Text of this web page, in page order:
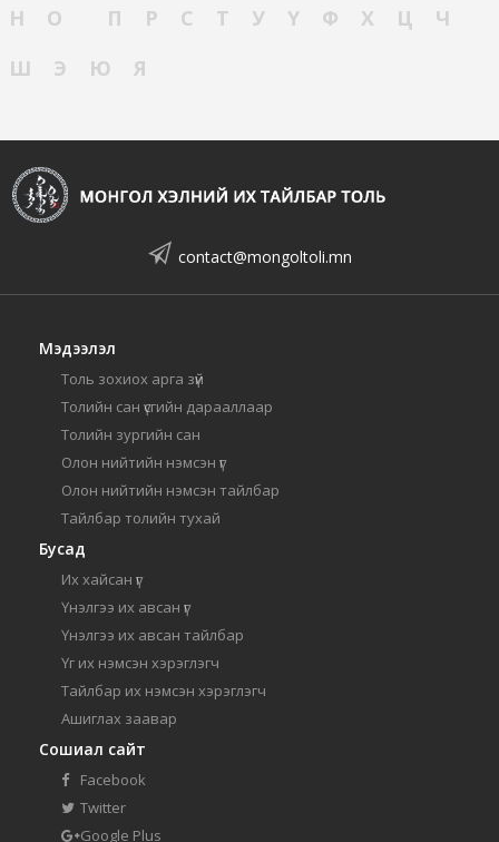
Н
О П Р С Т У Ү Ф Х Ц
Ч
Ш
Э Ю Я
contact@mongoltoli.mn
Мэдээлэл
Толь зохиох арга зүй
Толийн сан үсгийн дарааллаар
Толийн зургийн сан
Олон нийтийн нэмсэн үг
Олон нийтийн нэмсэн тайлбар
Тайлбар толийн тухай
Бусад
Их хайсан үг
Үнэлгээ их авсан үг
Үнэлгээ их авсан тайлбар
Үг их нэмсэн хэрэглэгч
Тайлбар их нэмсэн хэрэглэгч
Ашиглах заавар
Сошиал сайт
Facebook
Twitter
Google Plus